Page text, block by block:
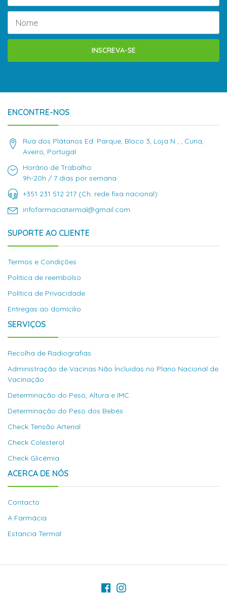
INSCREVA-SE
ENCONTRE-NOS
Rua dos Plátanos Ed. Parque, Bloco 3, Loja N , , Curia,
Aveiro, Portugal
Horário de Trabalho:
9h-20h / 7 dias por semana
+351 231 512 217 (Ch. rede fixa nacional)
infofarmaciatermal@gmail.com
SUPORTE AO CLIENTE
Termos e Condições
Politica de reembolso
Política de Privacidade
Entregas ao domícilio
SERVIÇOS
Recolha de Radiografias
Administração de Vacinas Não Íncluidas no Plano Nacional de
Vacinação
Determinação do Peso, Altura e IMC
Determinação do Peso dos Bebés
Check Tensão Arterial
Check Colesterol
Check Glicémia
ACERCA DE NÓS
Contacto
A Farmácia
Estancia Termal